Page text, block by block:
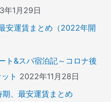
年1月29日
安運賃まとめ（2022年開
ト&スパ宿泊記～コロナ後
ト 2022年11月28日
、最安運賃まとめ